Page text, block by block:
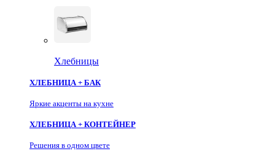
Хлебницы
ХЛЕБНИЦА + БАК
Яркие акценты на кухне
ХЛЕБНИЦА + КОНТЕЙНЕР
Решения в одном цвете